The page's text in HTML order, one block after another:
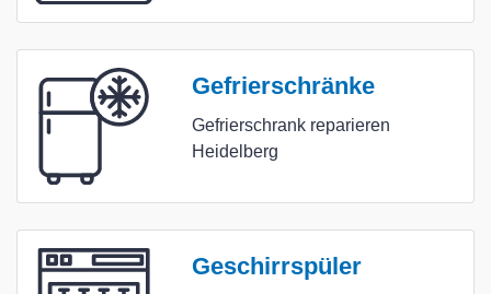
Gefrierschränke
Gefrierschrank reparieren
Heidelberg
Geschirrspüler